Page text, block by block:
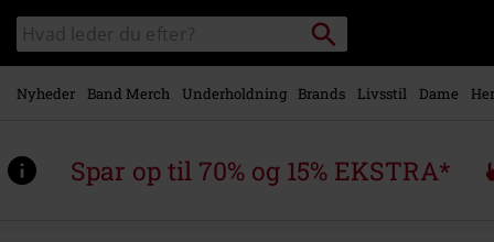
Gå til
hovedindhold
Søg
sortiment
Søg
Nyheder Band Merch Underholdning Brands Livsstil Dame
Spar op til 70% og 15% EKSTRA*